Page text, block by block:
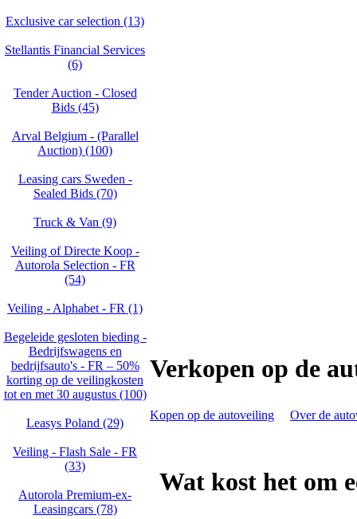
Exclusive car selection (13)
Stellantis Financial Services
(6)
Tender Auction - Closed
Bids (45)
Arval Belgium - (Parallel
Auction) (100)
Leasing cars Sweden -
Sealed Bids (70)
Truck & Van (9)
Veiling of Directe Koop -
Autorola Selection - FR
(54)
Veiling - Alphabet - FR (1)
Begeleide gesloten bieding -
Bedrijfswagens en
bedrijfsauto's - FR – 50%
korting op de veilingkosten
tot en met 30 augustus (100)
Leasys Poland (29)
Veiling - Flash Sale - FR
(33)
Autorola Premium-ex-
Leasingcars (78)
Verkopen op de
Kopen op de autoveiling Over de
Wat kost het om